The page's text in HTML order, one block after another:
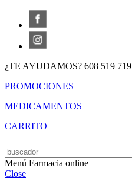
¿TE AYUDAMOS? 608 519 719
PROMOCIONES
MEDICAMENTOS
CARRITO
Menú Farmacia online
Close